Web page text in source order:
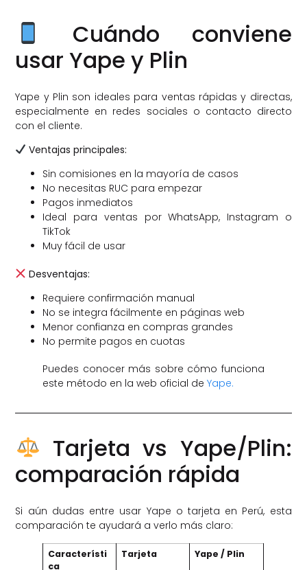
Cuándo conviene
usar Yape y Plin
Yape y Plin son ideales para ventas rápidas y directas,
especialmente en redes sociales o contacto directo
con el cliente.
Ventajas principales:
Sin comisiones en la mayoría de casos
No necesitas RUC para empezar
Pagos inmediatos
Ideal para ventas por WhatsApp, Instagram o
TikTok
Muy fácil de usar
Desventajas:
Requiere confirmación manual
No se integra fácilmente en páginas web
Menor confianza en compras grandes
No permite pagos en cuotas
Puedes conocer más sobre cómo funciona
este método en la web oficial deYape.
Tarjeta vs Yape/Plin:
comparación rápida
Si aún dudas entre usar Yape o tarjeta en Perú, esta
comparación te ayudará a verlo más claro:
Característi
ca
Tarjeta Yape / Plin